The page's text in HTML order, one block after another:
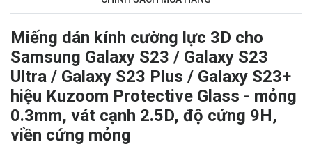
Miếng dán kính cường lực 3D cho
Samsung Galaxy S23 / Galaxy S23
Ultra / Galaxy S23 Plus / Galaxy S23+
hiệu Kuzoom Protective Glass - mỏng
0.3mm, vát cạnh 2.5D, độ cứng 9H,
viền cứng mỏng